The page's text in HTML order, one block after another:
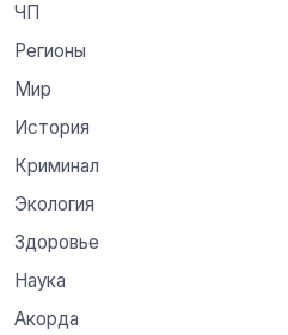
ЧП
Регионы
Мир
История
Криминал
Экология
Здоровье
Наука
Акорда